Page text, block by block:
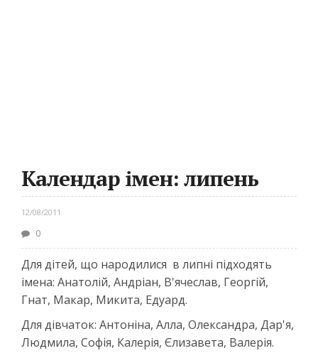
Календар імен: липень
12/08/2011
0
Для дітей, що народилися в липні підходять
імена: Анатолій, Андріан, В'ячеслав, Георгій,
Гнат, Макар, Микита, Едуард.
Для дівчаток: Антоніна, Алла, Олександра, Дар'я,
Людмила, Софія, Калерія, Єлизавета, Валерія.